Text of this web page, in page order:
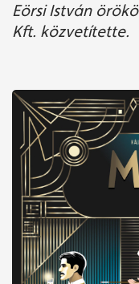
Eörsi István
Kft. közvetítette.